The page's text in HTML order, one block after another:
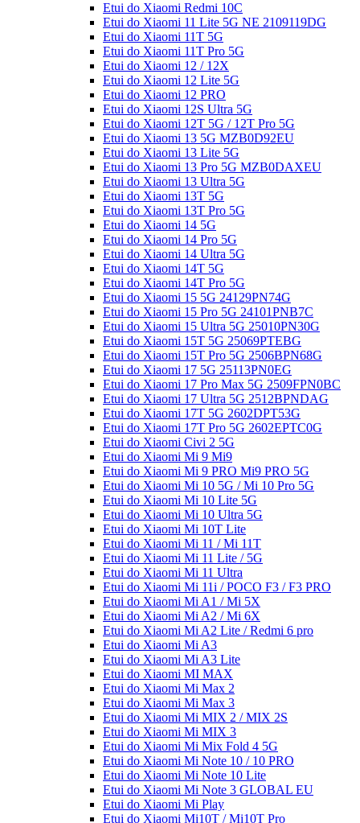
Etui do Xiaomi Redmi 10C
Etui do Xiaomi 11 Lite 5G NE 2109119DG
Etui do Xiaomi 11T 5G
Etui do Xiaomi 11T Pro 5G
Etui do Xiaomi 12 / 12X
Etui do Xiaomi 12 Lite 5G
Etui do Xiaomi 12 PRO
Etui do Xiaomi 12S Ultra 5G
Etui do Xiaomi 12T 5G / 12T Pro 5G
Etui do Xiaomi 13 5G MZB0D92EU
Etui do Xiaomi 13 Lite 5G
Etui do Xiaomi 13 Pro 5G MZB0DAXEU
Etui do Xiaomi 13 Ultra 5G
Etui do Xiaomi 13T 5G
Etui do Xiaomi 13T Pro 5G
Etui do Xiaomi 14 5G
Etui do Xiaomi 14 Pro 5G
Etui do Xiaomi 14 Ultra 5G
Etui do Xiaomi 14T 5G
Etui do Xiaomi 14T Pro 5G
Etui do Xiaomi 15 5G 24129PN74G
Etui do Xiaomi 15 Pro 5G 24101PNB7C
Etui do Xiaomi 15 Ultra 5G 25010PN30G
Etui do Xiaomi 15T 5G 25069PTEBG
Etui do Xiaomi 15T Pro 5G 2506BPN68G
Etui do Xiaomi 17 5G 25113PN0EG
Etui do Xiaomi 17 Pro Max 5G 2509FPN0BC
Etui do Xiaomi 17 Ultra 5G 2512BPNDAG
Etui do Xiaomi 17T 5G 2602DPT53G
Etui do Xiaomi 17T Pro 5G 2602EPTC0G
Etui do Xiaomi Civi 2 5G
Etui do Xiaomi Mi 9 Mi9
Etui do Xiaomi Mi 9 PRO Mi9 PRO 5G
Etui do Xiaomi Mi 10 5G / Mi 10 Pro 5G
Etui do Xiaomi Mi 10 Lite 5G
Etui do Xiaomi Mi 10 Ultra 5G
Etui do Xiaomi Mi 10T Lite
Etui do Xiaomi Mi 11 / Mi 11T
Etui do Xiaomi Mi 11 Lite / 5G
Etui do Xiaomi Mi 11 Ultra
Etui do Xiaomi Mi 11i / POCO F3 / F3 PRO
Etui do Xiaomi Mi A1 / Mi 5X
Etui do Xiaomi Mi A2 / Mi 6X
Etui do Xiaomi Mi A2 Lite / Redmi 6 pro
Etui do Xiaomi Mi A3
Etui do Xiaomi Mi A3 Lite
Etui do Xiaomi MI MAX
Etui do Xiaomi Mi Max 2
Etui do Xiaomi Mi Max 3
Etui do Xiaomi Mi MIX 2 / MIX 2S
Etui do Xiaomi Mi MIX 3
Etui do Xiaomi Mi Mix Fold 4 5G
Etui do Xiaomi Mi Note 10 / 10 PRO
Etui do Xiaomi Mi Note 10 Lite
Etui do Xiaomi Mi Note 3 GLOBAL EU
Etui do Xiaomi Mi Play
Etui do Xiaomi Mi10T / Mi10T Pro